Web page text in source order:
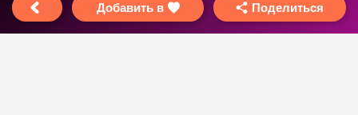
Добавить в Поделиться